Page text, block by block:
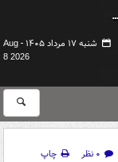
شنبه ۱۷ مرداد ۱۴۰۵ -
Aug
8 2026
۰ نظر
چاپ